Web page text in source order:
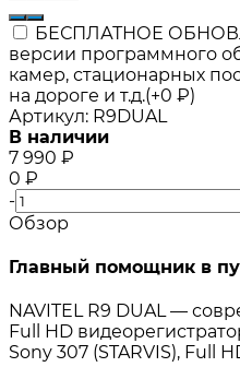
БЕСПЛАТНОЕ
версии программного
камер, стационарных
на дороге и т.д.(+0 ₽)
Артикул: R9DUAL
В наличии
7 990 ₽
0 ₽
-
Обзор
Главный помощник в
NAVITEL R9 DUAL —
Full HD
Sony 307 (STARVIS), Full